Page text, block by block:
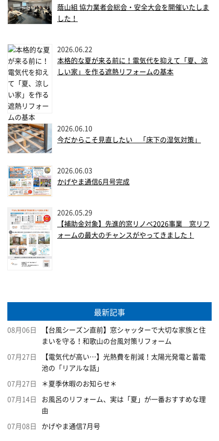
蔭山組 協力業者会総会・安全大会を開催いたしま
した！
2026.06.22
本格的な夏が来る前に！電気代を抑えて「夏、涼
しい家」を作る遮熱リフォームの基本
2026.06.10
今だからこそ見直したい 「床下の湿気対策」
2026.06.03
かげやま通信6月号完成
2026.05.29
【補助金対象】先進的窓リノベ2026事業 窓リフ
ォームの最大のチャンスがやってきました！
最新記事
08月06日
【台風シーズン直前】窓シャッターで大切な家族と住
まいを守る！和歌山の台風対策リフォーム
07月27日
【電気代が高い…】光熱費を削減！太陽光発電と蓄電
池の「リアルな話」
07月27日 ＊夏季休暇のお知らせ＊
07月14日
お風呂のリフォーム、実は「夏」が一番おすすめな理
由
07月08日 かげやま通信7月号